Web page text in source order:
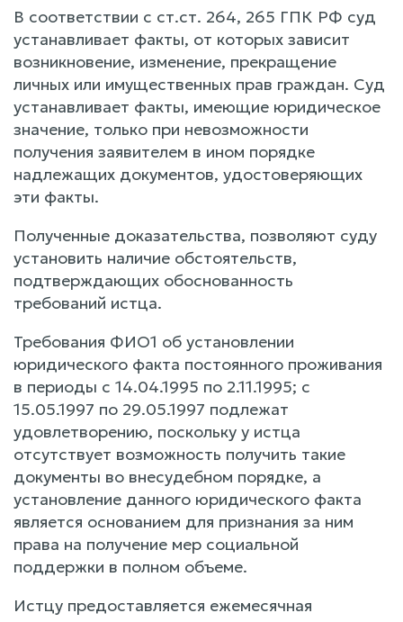
В соответствии с ст.ст. 264, 265 ГПК РФ суд
устанавливает факты, от которых зависит
возникновение, изменение, прекращение
личных или имущественных прав граждан. Суд
устанавливает факты, имеющие юридическое
значение, только при невозможности
получения заявителем в ином порядке
надлежащих документов, удостоверяющих
эти факты.
Полученные доказательства, позволяют суду
установить наличие обстоятельств,
подтверждающих обоснованность
требований истца.
Требования ФИО1 об установлении
юридического факта постоянного проживания
в периоды с 14.04.1995 по 2.11.1995; с
15.05.1997 по 29.05.1997 подлежат
удовлетворению, поскольку у истца
отсутствует возможность получить такие
документы во внесудебном порядке, а
установление данного юридического факта
является основанием для признания за ним
права на получение мер социальной
поддержки в полном объеме.
Истцу предоставляется ежемесячная